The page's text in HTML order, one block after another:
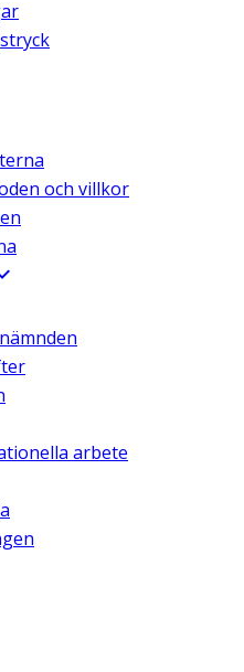
och villkor
arbete